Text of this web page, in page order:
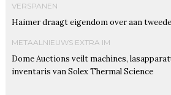
VERSPANEN
Haimer draagt eigendom over aan
METAALNIEUWS EXTRA IM
Dome Auctions veilt machines,
inventaris van Solex Thermal Science